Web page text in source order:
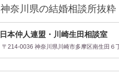
神奈川県の結婚相談所抜粋
日本仲人連盟・川崎生田相談室
〒214-0036 神奈川県川崎市多摩区南生田６